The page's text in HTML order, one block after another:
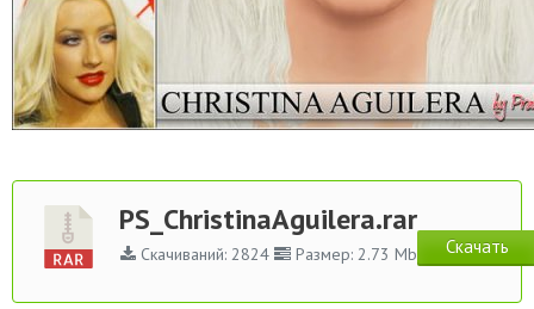
PS_ChristinaAguilera.rar
Скачиваний: 2824 Размер: 2.73 Mb Скачать